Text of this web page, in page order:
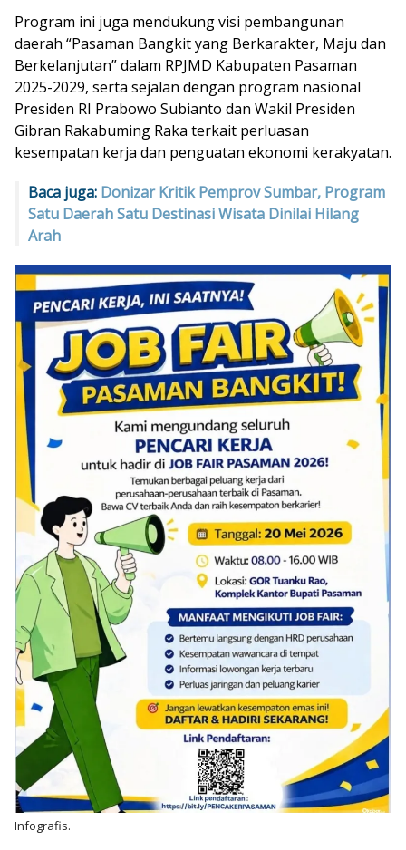
Program ini juga mendukung visi pembangunan
daerah “Pasaman Bangkit yang Berkarakter, Maju dan
Berkelanjutan” dalam RPJMD Kabupaten Pasaman
2025-2029, serta sejalan dengan program nasional
Presiden RI Prabowo Subianto dan Wakil Presiden
Gibran Rakabuming Raka terkait perluasan
kesempatan kerja dan penguatan ekonomi kerakyatan.
Baca juga: Donizar Kritik Pemprov Sumbar, Program
Satu Daerah Satu Destinasi Wisata Dinilai Hilang
Arah
Infografis.